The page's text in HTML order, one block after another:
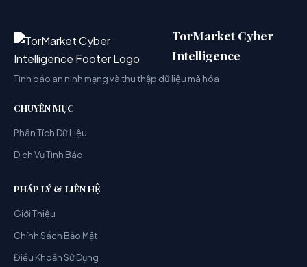
TorMarket Cyber
Intelligence
Tình báo an ninh mạng và thu thập dữ liệu mã hóa
CHUYÊN MỤC
Phân Tích Dữ Liệu
Dịch Vụ Tình Báo
PHÁP LÝ & LIÊN HỆ
Giới Thiệu
Chính Sách Bảo Mật
Điều Khoản Sử Dụng